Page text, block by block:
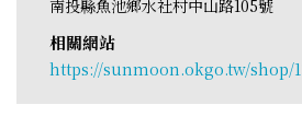
南投縣魚池鄉水社村中山路105號
相關網站
https://sunmoon.okgo.tw/shop/